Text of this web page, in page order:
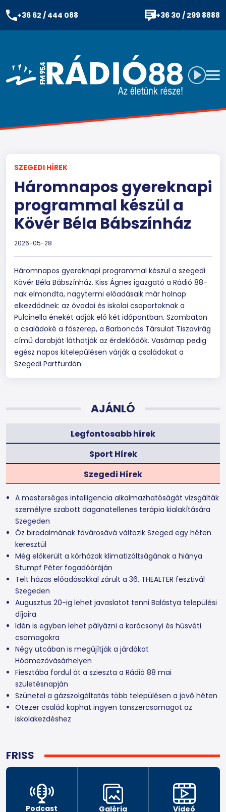
+36 62 / 444 088 +36 30 / 299 8888
FRISS
Podcast Galéria Videó
SZEGEDI HÍREK
Háromnapos gyereknapi
programmal készül a
Kövér Béla Bábszínház
2026-05-28
Háromnapos gyereknapi programmal készül a szegedi
Kövér Béla Bábszínház. Kiss Ágnes igazgató a Rádió 88-
nak elmondta, nagytermi előadásaik már holnap
elkezdődnek: az óvodai és iskolai csoportoknak a
Pulcinella énekét adják elő két időpontban. Szombaton
a családoké a főszerep, a Barboncás Társulat Tiszavirág
című darabját láthatják az érdeklődők. Vasárnap pedig
egész napos kitelepülésen várják a családokat a
Szegedi Partfürdőn.
AJÁNLÓ
Legfontosabb hírek
Sport Hírek
Szegedi Hírek
A mesterséges intelligencia alkalmazhatóságát vizsgálták
személyre szabott daganatellenes terápia kialakítására
Szegeden
Óz birodalmának fővárosává változik Szeged egy héten
keresztül
Még előkerült a kórházak klimatizáltságának a hiánya
Stumpf Péter fogadóóráján
Telt házas előadásokkal zárult a 36. THEALTER fesztivál
Szegeden
Augusztus 20-ig lehet javaslatot tenni Balástya települési
díjaira
Idén is egyben lehet pályázni a karácsonyi és húsvéti
csomagokra
Négy utcában is megújítják a járdákat
Hódmezővásárhelyen
Fiesztába fordul át a szieszta a Rádió 88 mai
születésnapján
Szünetel a gázszolgáltatás több településen a jövő héten
Ötezer család kaphat ingyen tanszercsomagot az
iskolakezdéshez